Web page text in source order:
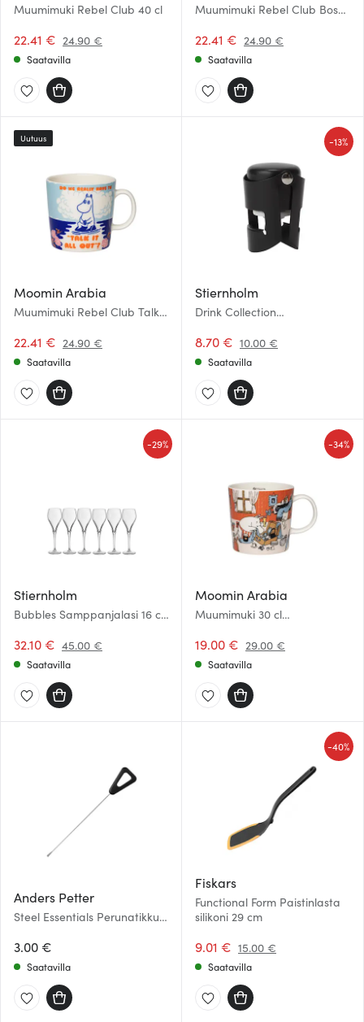
Muumimuki Rebel Club 40 cl
22.41 € 24.90 €
Saatavilla
Muumimuki Rebel Club Boss
22.41 € 24.90 €
Saatavilla
Moomin Arabia
Muumimuki Rebel Club Talk it
22.41 € 24.90 €
Uutuus
Saatavilla
Stiernholm
Drink Collection
Musta
8.70 € 10.00 €
-13%
Saatavilla
Stiernholm
Bubbles Samppanjalasi 16 cl
32.10 € 45.00 €
-29%
Saatavilla
Moomin Arabia
Muumimuki 30 cl
19.00 € 29.00 €
-34%
Saatavilla
Anders Petter
Steel Essentials Perunatikku
3.00 €
Saatavilla
Fiskars
Functional Form Paistinlasta
silikoni 29 cm
9.01 € 15.00 €
-40%
Saatavilla